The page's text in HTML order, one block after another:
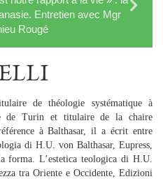
Entretien avec Mgr
Rougé
de théologie systématique à
de Turin et titulaire de la chaire
à Balthasar, il a écrit entre
di H.U. von Balthasar, Eupress,
forma. L’estetica teologica di H.U.
tra Oriente e Occidente, Edizioni